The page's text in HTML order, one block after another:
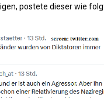
postete dieser wie